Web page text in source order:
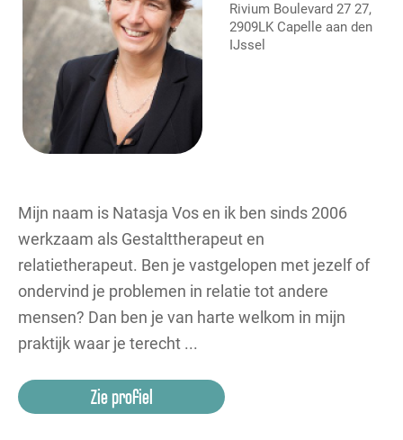
Rivium Boulevard 27 27,
2909LK Capelle aan den
IJssel
Mijn naam is Natasja Vos en ik ben sinds 2006
werkzaam als Gestalttherapeut en
relatietherapeut. Ben je vastgelopen met jezelf of
ondervind je problemen in relatie tot andere
mensen? Dan ben je van harte welkom in mijn
praktijk waar je terecht ...
Zie profiel